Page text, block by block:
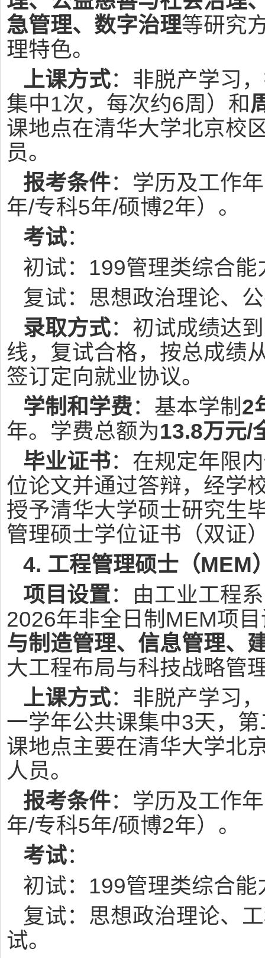
急管理、数字治理等研究
理特色。
上课方式：非脱产学习
集中1次，每次约6周）和
课地点在清华大学北京校
员。
报考条件：学历及工作
年/专科5年/硕博2年）。
考试：
初试：199管理类综合
复试：思想政治理论、
录取方式：初试成绩达
线，复试合格，按总成绩
签订定向就业协议。
学制和学费：基本学制 2
年。学费总额为13.8万元/
毕业证书：在规定年限
位论文并通过答辩，经学
授予清华大学硕士研究生
管理硕士学位证书（双证
4. 工程管理硕士（MEM
项目设置：由工业工程
2026年非全日制MEM项
与制造管理、信息管理、
大工程布局与科技战略管
上课方式：非脱产学习
一学年公共课集中3天，
课地点主要在清华大学北
人员。
报考条件：学历及工作
年/专科5年/硕博2年）。
考试：
初试：199管理类综合
复试：思想政治理论、
试。